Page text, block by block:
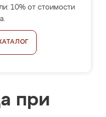
10% от стоимости
при